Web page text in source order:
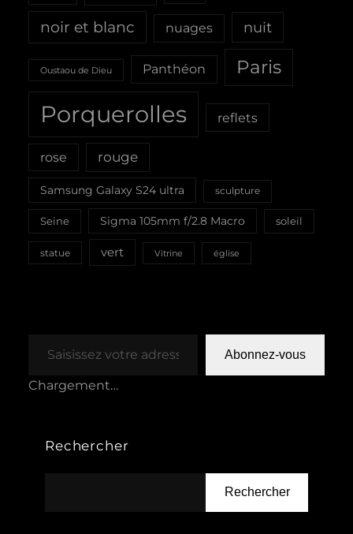
noir et blanc nuages nuit
Oustaou de Dieu Panthéon Paris
Porquerolles reflets
rose rouge
Samsung Galaxy S24 ultra sculpture
Seine Sigma 105mm f/2.8 Macro soleil
statue vert Vitrine église
Abonnez-vous
Chargement…
Rechercher
Rechercher